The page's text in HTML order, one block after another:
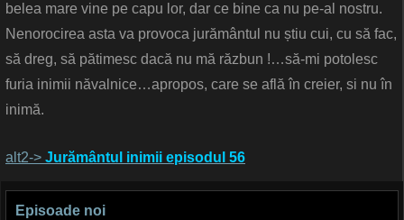
belea mare vine pe capu lor, dar ce bine ca nu pe-al nostru.
Nenorocirea asta va provoca jurământul nu știu cui, cu să fac,
să dreg, să pătimesc dacă nu mă răzbun !…să-mi potolesc
furia inimii năvalnice…apropos, care se află în creier, si nu în
inimă.
alt2-> Jurământul inimii episodul 56
Episoade noi